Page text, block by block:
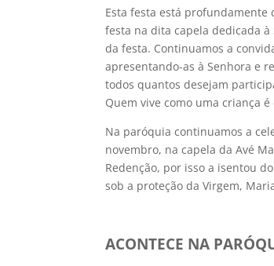
Esta festa está profundamente
festa na dita capela dedicada
da festa. Continuamos a
apresentando-as à Senhora e
todos quantos desejam
Quem vive como uma criança
Na paróquia continuamos a
novembro, na capela da Avé
Redenção, por isso a isentou
sob a proteção da Virgem,
ACONTECE NA